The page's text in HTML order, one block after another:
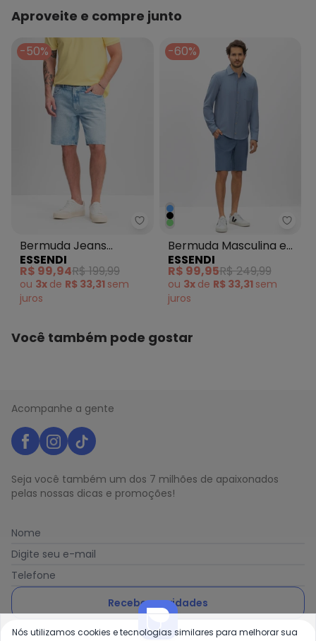
agosto/2026
julho/2026
junho/2026
maio/2026
abril/2026
março/2026
fevereiro/2026
Aproveite e compre junto
-50%
Essendi - Bermuda Jeans
Bermuda Jeans
Masculina Azul
ESSENDI
R$ 99,94R$ 199,99
ou 3x de R$ 33,31 sem
juros
-60%
Bermuda Masculina em
Sarja Azul
ESSENDI
R$ 99,95R$ 249,99
ou 3x de R$ 33,31 sem
juros
Você também pode gostar
Acompanhe a gente
Seja você também um dos 7 milhões de apaixonados
pelas nossas dicas e promoções!
Nome
Digite seu e-mail
Telefone
Receber novidades
Ao enviar o cadastro, você concorda com a nossa Política
Nós utilizamos cookies e tecnologias similares para melhorar sua